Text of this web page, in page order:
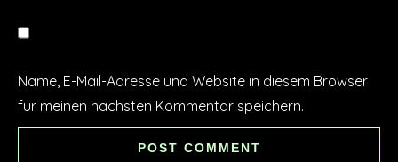
Name, E-Mail-Adresse und Website in diesem Browser
für meinen nächsten Kommentar speichern.